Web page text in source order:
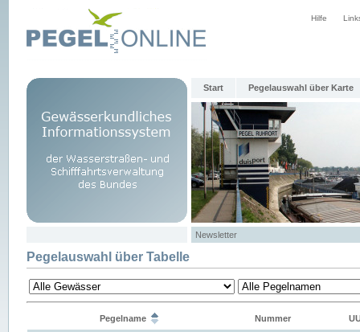
Hilfe
Start Pegelauswahl über Karte
Newsletter
Pegelauswahl über Tabelle
Pegelname Nummer